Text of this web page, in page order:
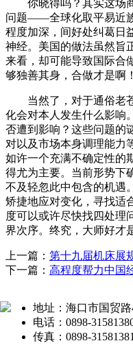
你晓得吗？其实这场商
问题——全球化取平易近
程度加深，间好处纠葛日
神经。美国的做法虽然旨
来看，却可能导致国际合
够独善其身，合做才是啊！
当然了，对于通俗老苍
化会对本人发生什么影响
否遭到影响？这些问题的
对以及市场本身调理能力
如许一个充满不确定性的
得尤为主要。当前形势下
不及轻忽此中包含的机遇
矫捷地应对变化，寻找适
度可以或许尽快找四处理
界次序。终究，大师好才
上一篇： 第十九届机床展
下一篇： 高程度帮力中国
地址：海口市国贸
电话：0898-
传真：0898-31581381